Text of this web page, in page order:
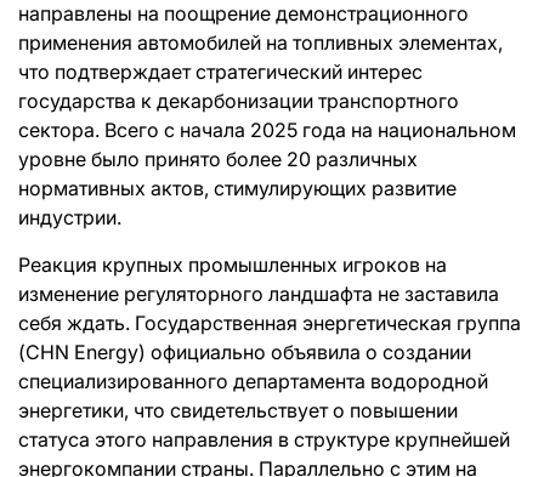
направлены на поощрение демонстрационного
применения автомобилей на топливных элементах,
что подтверждает стратегический интерес
государства к декарбонизации транспортного
сектора. Всего с начала 2025 года на национальном
уровне было принято более 20 различных
нормативных актов, стимулирующих развитие
индустрии.
Реакция крупных промышленных игроков на
изменение регуляторного ландшафта не заставила
себя ждать. Государственная энергетическая группа
(CHN Energy) официально объявила о создании
специализированного департамента водородной
энергетики, что свидетельствует о повышении
статуса этого направления в структуре крупнейшей
энергокомпании страны. Параллельно с этим на